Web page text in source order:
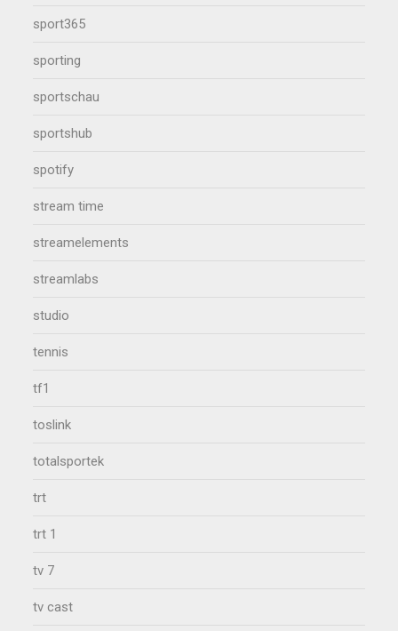
sport365
sporting
sportschau
sportshub
spotify
stream time
streamelements
streamlabs
studio
tennis
tf1
toslink
totalsportek
trt
trt 1
tv 7
tv cast